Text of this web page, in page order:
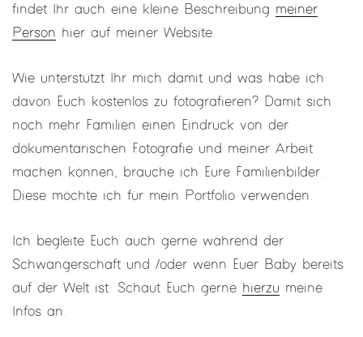
findet Ihr auch eine kleine Beschreibung meiner
Person hier auf meiner Website.
Wie unterstützt Ihr mich damit und was habe ich
davon Euch kostenlos zu fotografieren? Damit sich
noch mehr Familien einen Eindruck von der
dokumentarischen Fotografie und meiner Arbeit
machen können, brauche ich Eure Familienbilder.
Diese möchte ich für mein Portfolio verwenden.
Ich begleite Euch auch gerne während der
Schwangerschaft und /oder wenn Euer Baby bereits
auf der Welt ist. Schaut Euch gerne hierzu meine
Infos an.